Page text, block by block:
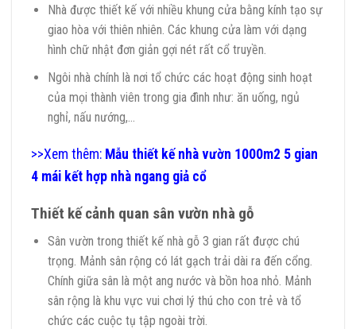
Nhà được thiết kế với nhiều khung cửa bằng kính tạo sự
giao hòa với thiên nhiên. Các khung cửa làm với dạng
hình chữ nhật đơn giản gợi nét rất cổ truyền.
Ngôi nhà chính là nơi tổ chức các hoạt động sinh hoạt
của mọi thành viên trong gia đình như: ăn uống, ngủ
nghỉ, nấu nướng,…
>>Xem thêm: Mẫu thiết kế nhà vườn 1000m2 5 gian
4 mái kết hợp nhà ngang giả cổ
Thiết kế cảnh quan sân vườn nhà gỗ
Sân vườn trong thiết kế nhà gỗ 3 gian rất được chú
trọng. Mảnh sân rộng có lát gạch trải dài ra đến cổng.
Chính giữa sân là một ang nước và bồn hoa nhỏ. Mảnh
sân rộng là khu vực vui chơi lý thú cho con trẻ và tổ
chức các cuộc tụ tập ngoài trời.